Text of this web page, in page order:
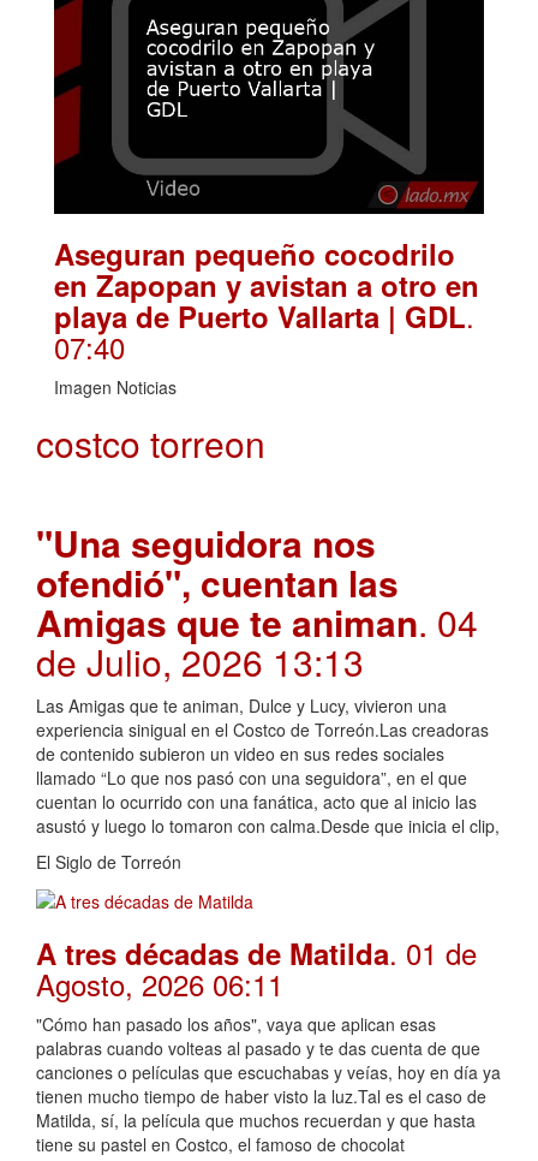
Aseguran pequeño cocodrilo
en Zapopan y avistan a otro en
playa de Puerto Vallarta | GDL.
07:40
Imagen Noticias
costco torreon
"Una seguidora nos
ofendió", cuentan las
Amigas que te animan. 04
de Julio, 2026 13:13
Las Amigas que te animan, Dulce y Lucy, vivieron una
experiencia sinigual en el Costco de Torreón.Las creadoras
de contenido subieron un video en sus redes sociales
llamado “Lo que nos pasó con una seguidora”, en el que
cuentan lo ocurrido con una fanática, acto que al inicio las
asustó y luego lo tomaron con calma.Desde que inicia el clip,
El Siglo de Torreón
A tres décadas de Matilda. 01 de
Agosto, 2026 06:11
"Cómo han pasado los años", vaya que aplican esas
palabras cuando volteas al pasado y te das cuenta de que
canciones o películas que escuchabas y veías, hoy en día ya
tienen mucho tiempo de haber visto la luz.Tal es el caso de
Matilda, sí, la película que muchos recuerdan y que hasta
tiene su pastel en Costco, el famoso de chocolat